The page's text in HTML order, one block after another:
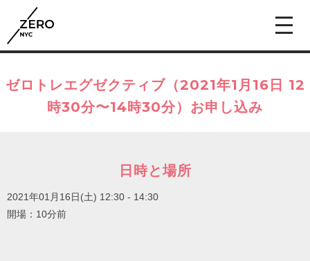
ゼロトレエグゼクティブ（2021年1月16日 12
時30分〜14時30分）お申し込み
日時と場所
2021年01月16日(土) 12:30 - 14:30
開場：10分前